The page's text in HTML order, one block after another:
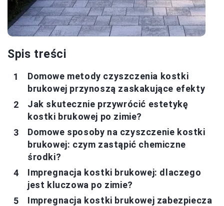
Spis treści
Domowe metody czyszczenia kostki
brukowej przynoszą zaskakujące efekty
Jak skutecznie przywrócić estetykę
kostki brukowej po zimie?
Domowe sposoby na czyszczenie kostki
brukowej: czym zastąpić chemiczne
środki?
Impregnacja kostki brukowej: dlaczego
jest kluczowa po zimie?
Impregnacja kostki brukowej zabezpiecza